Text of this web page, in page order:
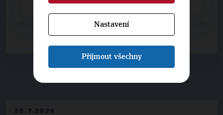
28.7.2026
Nastavení
Přijmout všechny